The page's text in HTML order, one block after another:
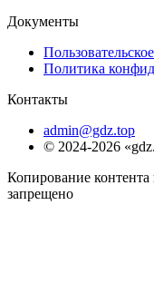
Документы
Политика
Контакты
admin@gdz.top
© 2024-2026
Копирование
запрещено